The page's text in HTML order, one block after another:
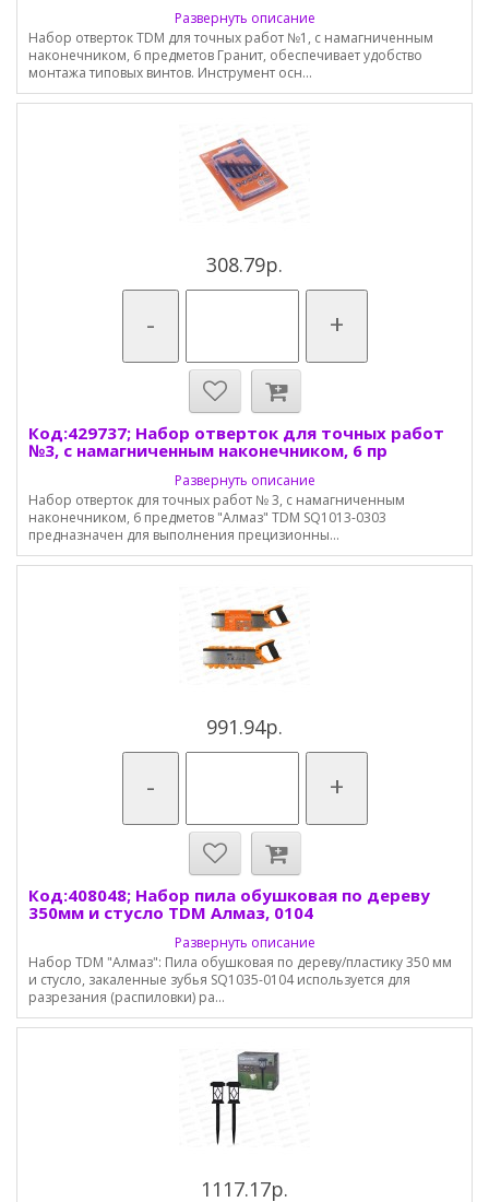
Развернуть описание
Набор отверток TDM для точных работ №1, с намагниченным
наконечником, 6 предметов Гранит, обеспечивает удобство
монтажа типовых винтов. Инструмент осн...
308.79р.
- +
Код:429737; Набор отверток для точных работ
№3, с намагниченным наконечником, 6 пр
Развернуть описание
Набор отверток для точных работ № 3, с намагниченным
наконечником, 6 предметов "Алмаз" TDM SQ1013-0303
предназначен для выполнения прецизионны...
991.94р.
- +
Код:408048; Набор пила обушковая по дереву
350мм и стусло TDM Алмаз, 0104
Развернуть описание
Набор TDM "Алмаз": Пила обушковая по дереву/пластику 350 мм
и стусло, закаленные зубья SQ1035-0104 используется для
разрезания (распиловки) ра...
1117.17р.